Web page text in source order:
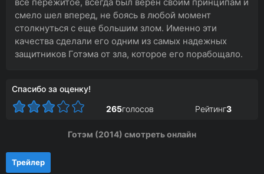
смело шел вперед, не боясь в любой момент
столкнуться с еще большим злом. Именно эти
качества сделали его одним из самых надежных
защитников Готэма от зла, которое его порабощало.
Спасибо за оценку!
265голосов Рейтинг3
Готэм (2014) смотреть онлайн
Трейлер